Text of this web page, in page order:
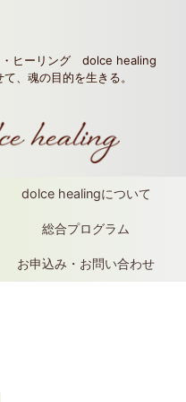
ヒーリング dolce healing
、魂の目的を生きる。
dolce healingについて
総合プログラム
お申込み・お問い合わせ